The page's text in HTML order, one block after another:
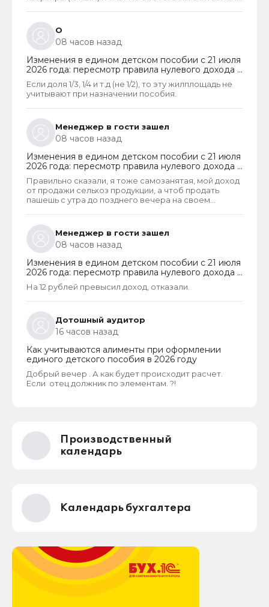
наследства играют роль.
О
08 часов назад
Изменения в едином детском пособии с 21 июля
2026 года: пересмотр правила нулевого дохода и
новый порядок оформления пособий по месту
пребывания
Если доля 1/3, 1/4 и т.д (не 1/2), то эту жилплощадь не
учитывают при назначении пособия.
Менеджер в гости зашел
08 часов назад
Изменения в едином детском пособии с 21 июля
2026 года: пересмотр правила нулевого дохода и
новый порядок оформления пособий по месту
пребывания
Правильно сказали, я тоже самозанятая, мой доход
от продажи сельхоз продукции, а чтоб продать
пашешь с утра до позднего вечера на своем
Менеджер в гости зашел
08 часов назад
Изменения в едином детском пособии с 21 июля
2026 года: пересмотр правила нулевого дохода и
новый порядок оформления пособий по месту
пребывания
На 12 рублей превысил доход, отказали.
Дотошный аудитор
16 часов назад
Как учитываются алименты при оформлении
единого детского пособия в 2026 году
Добрый вечер . А как будет происходит расчет.
Если отец должник по элементам. ?!
Производственный
календарь
Календарь бухгалтера